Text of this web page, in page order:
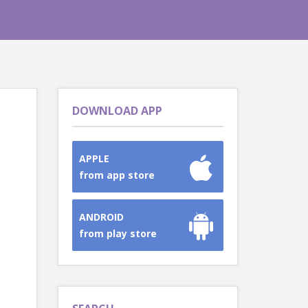
DOWNLOAD APP
APPLE
from app store
ANDROID
from play store